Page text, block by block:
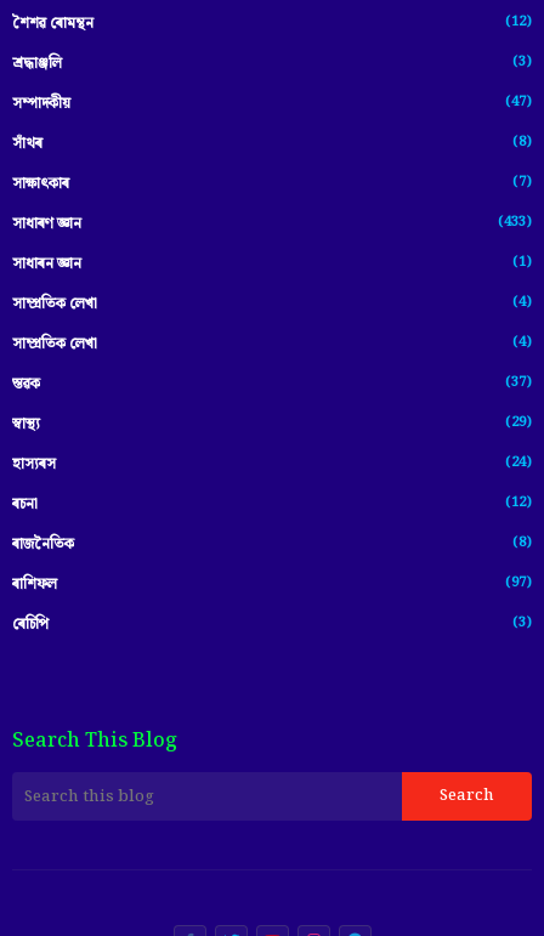
শৈশৱ ৰোমন্থন (12)
শ্ৰদ্ধাঞ্জলি (3)
সম্পাদকীয় (47)
সাঁথৰ (8)
সাক্ষাৎকাৰ (7)
সাধাৰণ জ্ঞান (433)
সাধাৰন জ্ঞান (1)
সাম্প্রতিক লেখা (4)
সাম্প্ৰতিক লেখা (4)
স্তৱক (37)
স্বাস্থ্য (29)
হাস্যৰস (24)
ৰচনা (12)
ৰাজনৈতিক (8)
ৰাশিফল (97)
ৰেচিপি (3)
Search This Blog